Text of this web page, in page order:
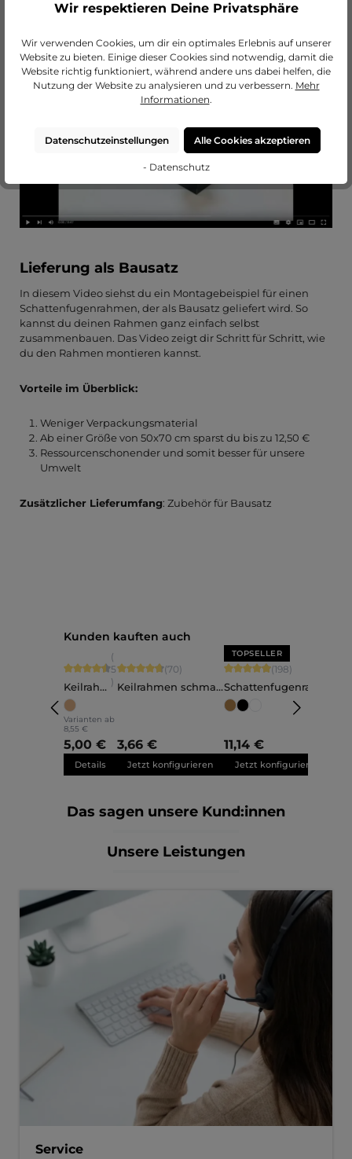
Lieferung als Bausatz
In diesem Video siehst du ein Montagebeispiel für einen
Schattenfugenrahmen, der als Bausatz geliefert wird. So
kannst du deinen Rahmen ganz einfach selbst
zusammenbauen. Das Video zeigt dir Schritt für Schritt, wie
du den Rahmen montieren kannst.
Vorteile im Überblick:
Weniger Verpackungsmaterial
Ab einer Größe von 50x70 cm sparst du bis zu 12,50 €
Ressourcenschonender und somit besser für unsere
Umwelt
Zusätzlicher Lieferumfang: Zubehör für Bausatz
Produktgalerie überspringen
Kunden kauften auch
Durchschnittliche Bewertung von 4.6 von 5 Sternen
(
5
)
Keilrahm
en
schmal
Varianten ab
8,55 €
5,00 €
Details
Durchschnittliche Bewertung von 4.84 von 5
(70)
Keilrahmen schmal
3,66 €
Jetzt konfigurieren
TOPSELLER
Durchschnittliche
(198)
Schattenfugenrahm
en schmal Julia -
nach Maß
11,14 €
Jetzt konfigurieren
Das sagen unsere Kund:innen
Unsere Leistungen
Service
Wir respektieren Deine Privatsphäre
Wir verwenden Cookies, um dir ein optimales Erlebnis auf unserer
Website zu bieten. Einige dieser Cookies sind notwendig, damit die
Website richtig funktioniert, während andere uns dabei helfen, die
Nutzung der Website zu analysieren und zu verbessern. Mehr
Informationen.
Datenschutzeinstellungen Alle Cookies akzeptieren
- Datenschutz